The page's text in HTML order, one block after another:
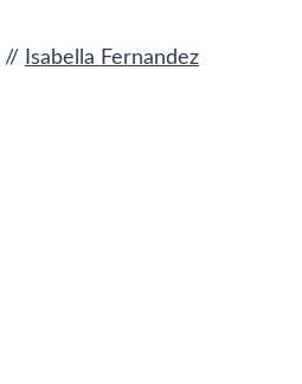
// Isabella Fernandez